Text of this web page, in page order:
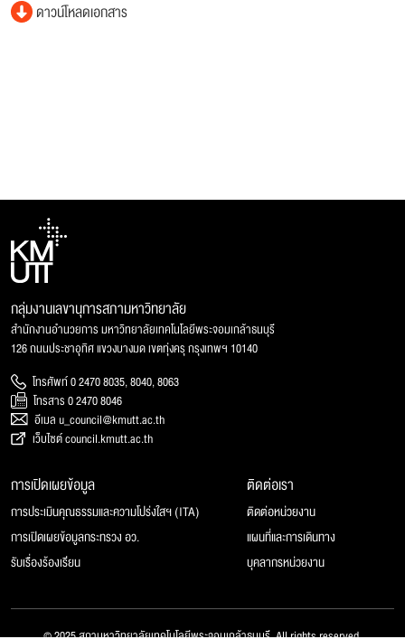
ดาวน์โหลดเอกสาร
กลุ่มงานเลขานุการสภามหาวิทยาลัย
สำนักงานอำนวยการ มหาวิทยาลัยเทคโนโลยีพระจอมเกล้าธนบุรี
126 ถนนประชาอุทิศ แขวงบางมด เขตทุ่งครุ กรุงเทพฯ 10140
โทรศัพท์ 0 2470 8035, 8040, 8063
โทรสาร 0 2470 8046
อีเมล u_council@kmutt.ac.th
เว็บไซต์ council.kmutt.ac.th
การเปิดเผยข้อมูล
การประเมินคุณธรรมและความโปร่งใสฯ (ITA)
การเปิดเผยข้อมูลกระทรวง อว.
รับเรื่องร้องเรียน
ติดต่อเรา
ติดต่อหน่วยงาน
แผนที่และการเดินทาง
บุคลากรหน่วยงาน